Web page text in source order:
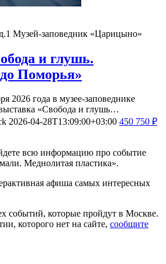
Музей-заповедник «Царицыно»
и глушь.
Поморья»
2026 года в музее-заповеднике
«Свобода и глушь…
2026-04-28T13:09:00+03:00 450 750 ₽
всю информацию про событие
Меднолитая пластика».
афиша самых интересных
событий, которые пройдут в Москве.
которого нет на сайте, сообщите